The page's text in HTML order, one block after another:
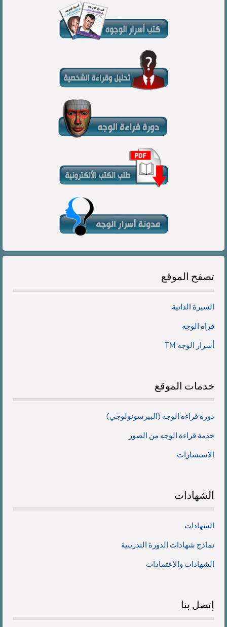
تصفح الموقع
السيرة الذاتية
قراة الوجه
أسرار الوجه TM
خدمات الموقع
دورة قراءة الوجه (البيرسونولوجي)
خدمة قراءة الوجه من الصور
الاستشارات
الشهادات
الشهادات
نماذج شهادات الدورة التدريبية
الشهادات والاعتمادات
إتصل بنا